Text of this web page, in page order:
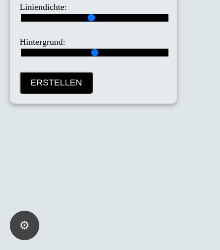
⚙️
Liniendichte:
Hintergrund:
ERSTELLEN